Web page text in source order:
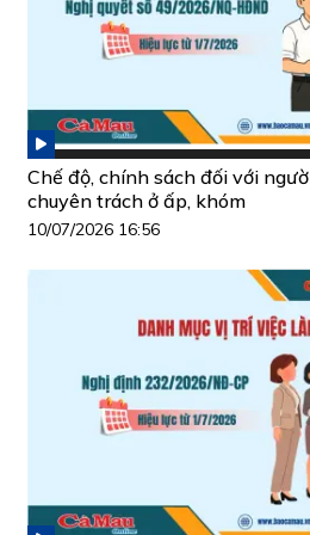
Chế độ, chính sách đối với
chuyên trách ở ấp, khóm
10/07/2026 16:56